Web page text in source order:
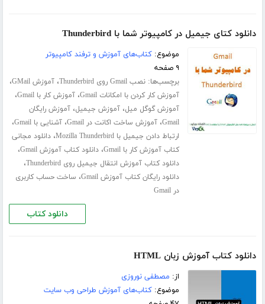
دانلود کتای جیمیل در کامپیوتر شما با Thunderbird
موضوع:کتاب‌های آموزش و ترفند کامپیوتر
۹ صفحه
برچسب‌ها:نصب Gmail روی Thunderbird ،آموزش GMail ،
آموزش کار کردن با امکانات Gmail ،آموزش کار با Gmail ،
آموزش گوگل میل،آموزش جیمیل،آموزش رایگان
Gmail،آموزش ساخت اکانت در Gmail ،آشنایی با Gmail ،
ارتباط دادن جیمیل با Mozilla Thunderbird ،دانلود مجانی
کتاب آموزش کار با Gmail
،دانلود کتاب آموزش Gmail ،
دانلود کتاب آموزش انتقال جیمیل روی Thunderbird ،
دانلود رایگان کتاب آموزش Gmail ، ساخت حساب کاربری
در Gmail
دانلود کتاب
دانلود کتاب آموزش زبان HTML
از: مصطفی نوروزی
موضوع:کتاب‌های آموزش طراحی وب سایت